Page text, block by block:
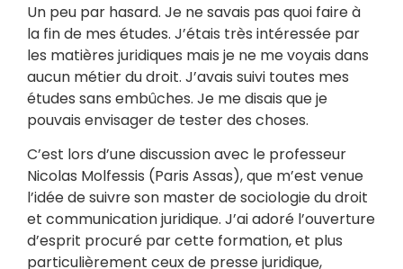
Un peu par hasard. Je ne savais pas quoi faire à
la fin de mes études. J’étais très intéressée par
les matières juridiques mais je ne me voyais dans
aucun métier du droit. J’avais suivi toutes mes
études sans embûches. Je me disais que je
pouvais envisager de tester des choses.
C’est lors d’une discussion avec le professeur
Nicolas Molfessis (Paris Assas), que m’est venue
l’idée de suivre son master de sociologie du droit
et communication juridique. J’ai adoré l’ouverture
d’esprit procuré par cette formation, et plus
particulièrement ceux de presse juridique,